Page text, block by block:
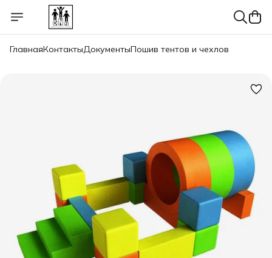
ГлавнаяКонтактыДокументыПошив тентов и чехлов